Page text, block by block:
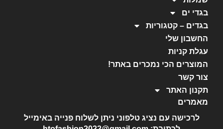
בגדי ים
בגדים – קטגוריות
החשבון שלי
עגלת קניות
המוצרים הכי נמכרים באתר!
צור קשר
תקנון האתר
מאמרים
לרכישה עם נציג טלפוני ניתן לשלוח פנייה באימייל